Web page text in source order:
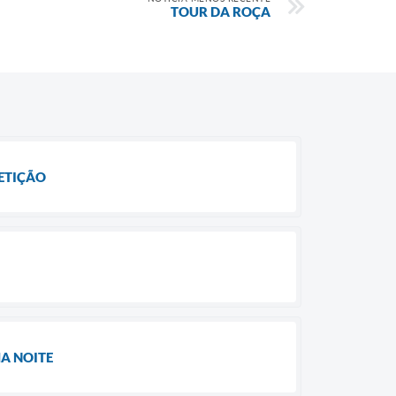
TOUR DA ROÇA
NOITE